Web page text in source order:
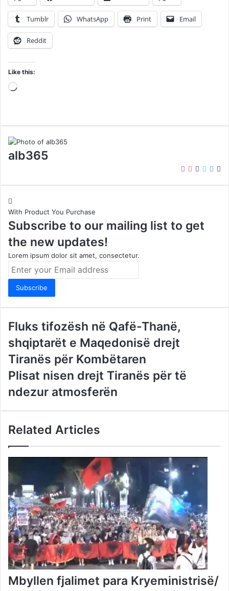
Tumblr WhatsApp Print Email
Reddit
Like this:
Loading…
alb365
Twitter
LinkedIn
YouTube
Instagram
With Product You Purchase
Subscribe to our mailing list to get
the new updates!
Lorem ipsum dolor sit amet, consectetur.
Enter
your
Email
address
Fluks tifozësh në Qafë-Thanë,
shqiptarët e Maqedonisë drejt
Tiranës për Kombëtaren
Plisat nisen drejt Tiranës për të
ndezur atmosferën
Related Articles
Mbyllen fjalimet para Kryeministrisë/